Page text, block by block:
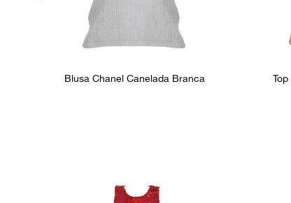
Blusa Chanel Canelada Branca